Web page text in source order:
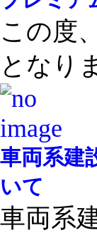
この度
となり
車両系建
いて
車両系